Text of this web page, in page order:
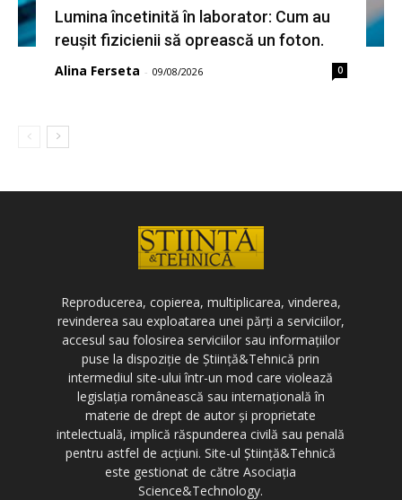
Lumina încetinită în laborator: Cum au
reușit fizicienii să oprească un foton.
Alina Ferseta - 09/08/2026 0
Reproducerea, copierea, multiplicarea, vinderea,
revinderea sau exploatarea unei părți a serviciilor,
accesul sau folosirea serviciilor sau informațiilor
puse la dispoziție de Știință&Tehnică prin
intermediul site-ului într-un mod care violează
legislația românească sau internațională în
materie de drept de autor și proprietate
intelectuală, implică răspunderea civilă sau penală
pentru astfel de acțiuni. Site-ul Știință&Tehnică
este gestionat de către Asociația
Science&Technology.